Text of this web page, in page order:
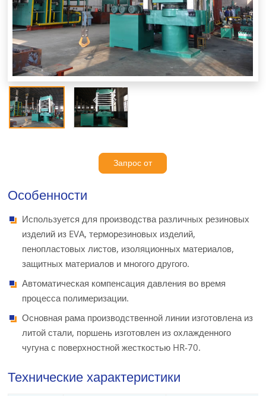
Запрос от
Особенности
Используется для производства различных резиновых
изделий из EVA, терморезиновых изделий,
пенопластовых листов, изоляционных материалов,
защитных материалов и многого другого.
Автоматическая компенсация давления во время
процесса полимеризации.
Основная рама производственной линии изготовлена из
литой стали, поршень изготовлен из охлажденного
чугуна с поверхностной жесткостью HR-70.
Технические характеристики